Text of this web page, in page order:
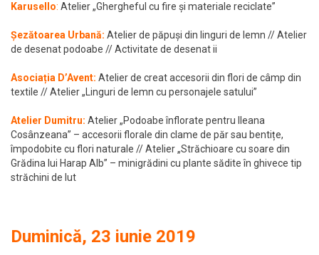
Karusello: Atelier „Ghergheful cu fire și materiale reciclate”
Șezătoarea Urbană: Atelier de păpuși din linguri de lemn // Atelier
de desenat podoabe // Activitate de desenat ii
Asociația D’Avent: Atelier de creat accesorii din flori de câmp din
textile // Atelier „Linguri de lemn cu personajele satului”
Atelier Dumitru: Atelier „Podoabe înflorate pentru Ileana
Cosânzeana” – accesorii florale din clame de păr sau bentițe,
împodobite cu flori naturale // Atelier „Străchioare cu soare din
Grădina lui Harap Alb” – minigrădini cu plante sădite în ghivece tip
străchini de lut
Duminică, 23 iunie 2019